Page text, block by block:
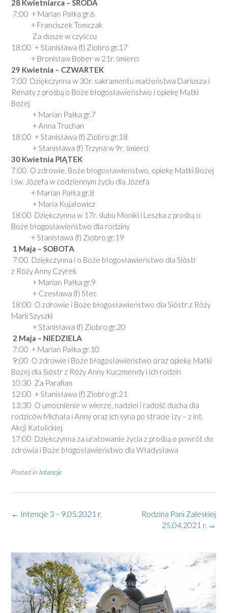
28 Kwietniarca – ŚRODA
7:00 + Marian Pałka gr.6
+ Franciszek Tomczak
Za dusze w czyśćcu
18:00 + Stanisława (f) Ziobro gr.17
+ Bronisław Bober w 21r. śmierci
29 Kwietnia – CZWARTEK
7:00 Dziękczynna w 30r. sakramentu małżeństwa Dariusza i
Renaty z prośbą o Boże błogosławieństwo i opiekę Matki
Bożej
+ Marian Pałka gr.7
+ Anna Truchan
18:00 + Stanisława (f) Ziobro gr.18
+ Stanisława (f) Trzyna w 9r. śmierci
30 Kwietnia PIĄTEK
7:00 O zdrowie, Boże błogosławieństwo, opiekę Matki Bożej
i św. Józefa w codziennym życiu dla Józefa
+ Marian Pałka gr.8
+ Maria Kujałowicz
18:00 Dziękczynna w 17r. ślubu Moniki i Leszka z prośbą o
Boże błogosławieństwo dla rodziny
+ Stanisława (f) Ziobro gr.19
1 Maja – SOBOTA
7:00 Dziękczynna i o Boże błogosławieństwo dla Sióstr
z Róży Anny Czyrek
+ Marian Pałka gr.9
+ Czesława (f) Stec
18:00 O zdrowie i Boże błogosławieństwo dla Sióstr z Róży
Marii Szyszki
+ Stanisława (f) Ziobro gr.20
2 Maja – NIEDZIELA
7:00 + Marian Pałka gr.10
9:00 O zdrowie i Boże błogosławieństwo oraz opiekę Matki
Bożej dla Sióstr z Róży Anny Kuczmendy i ich rodzin
10:30 Za Parafian
12:00 + Stanisława (f) Ziobro gr.21
13:30 O umocnienie w wierze, nadziei i radość ducha dla
rodziców Michała i Anny oraz ich syna po stracie Izy – z int.
Akcji Katolickiej
17:00 Dziękczynna za uratowanie życia z prośbą o powrót do
zdrowia i Boże błogosławieństwo dla Władysława
Posted in Intencje
Post
Rodzina Pani Zaleskiej
25.04.2021 r. →
← Intencje 3 – 9.05.2021 r.